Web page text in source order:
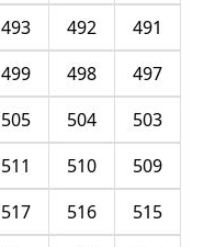
491
492
493
497
498
499
503
504
505
509
510
511
515
516
517